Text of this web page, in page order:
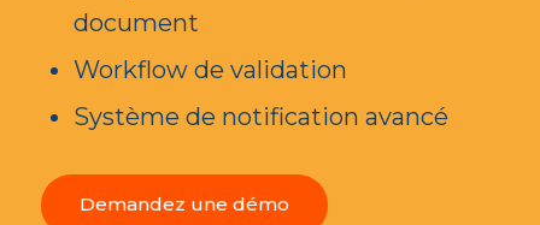
document
Workflow de validation
Système de notification avancé
Demandez une démo